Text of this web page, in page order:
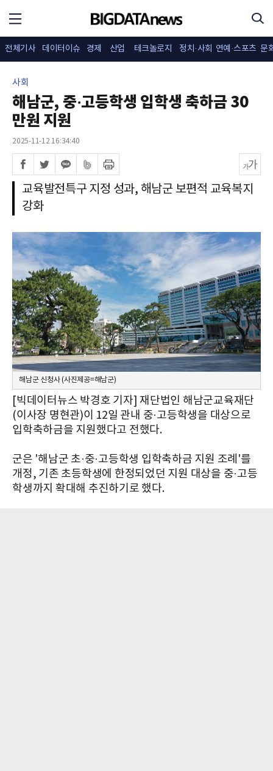
전체기사 데이터이슈 경제 산업 테크놀로지 정치·사회 연예·스포츠 문
사회
해남군, 중·고등학생 입학생 축하금 30
만원 지원
2025-11-12 16:34:40
교육발전특구 지정 성과, 해남군 보편적 교육복지
강화
해남군 신청사 (사진제공=해남군)
[빅데이터뉴스 박경호 기자] 재단법인 해남군교육재단
(이사장 명현관)이 12일 관내 중·고등학생을 대상으로
입학축하금을 지원했다고 전했다.
군은 '해남군 초·중·고등학생 입학축하금 지원 조례'를
개정, 기존 초등학생에 한정되었던 지원 대상을 중·고등
학생까지 확대해 추진하기로 했다.